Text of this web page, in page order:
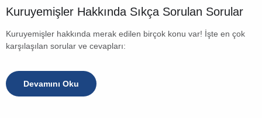
Kuruyemişler Hakkında Sıkça Sorulan Sorular
Kuruyemişler hakkında merak edilen birçok konu var! İşte en çok
karşılaşılan sorular ve cevapları:
Devamını Oku